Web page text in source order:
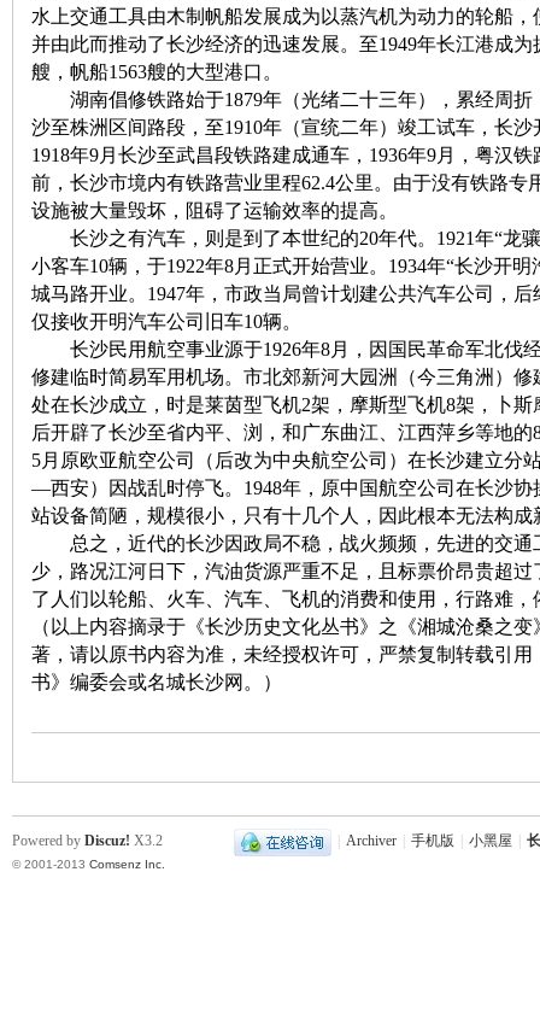
水上交通工具由木制帆船发展成为以蒸汽机为动力的轮船
并由此而推动了长沙经济的迅速发展。至1949年长江港成
艘，帆船1563艘的大型港口。
湖南倡修铁路始于1879年（光绪二十三年），累经周折
沙至株洲区间路段，至1910年（宣统二年）竣工试车，长
1918年9月长沙至武昌段铁路建成通车，1936年9月，粤汉
前，长沙市境内有铁路营业里程62.4公里。由于没有铁路
设施被大量毁坏，阻碍了运输效率的提高。
长沙之有汽车，则是到了本世纪的20年代。1921年“龙
小客车10辆，于1922年8月正式开始营业。1934年“长沙开
城马路开业。1947年，市政当局曾计划建公共汽车公司，
仅接收开明汽车公司旧车10辆。
长沙民用航空事业源于1926年8月，因国民革命军北伐
修建临时简易军用机场。市北郊新河大园洲（今三角洲）
处在长沙成立，时是莱茵型飞机2架，摩斯型飞机8架，卜
后开辟了长沙至省内平、浏，和广东曲江、江西萍乡等地
5月原欧亚航空公司（后改为中央航空公司）在长沙建立
—西安）因战乱时停飞。1948年，原中国航空公司在长沙
站设备简陋，规模很小，只有十几个人，因此根本无法构
总之，近代的长沙因政局不稳，战火频频，先进的交通
少，路况江河日下，汽油货源严重不足，且标票价昂贵超
了人们以轮船、火车、汽车、飞机的消费和使用，行路难
（以上内容摘录于《长沙历史文化丛书》之《湘城沧桑之
著，请以原书内容为准，未经授权许可，严禁复制转载引
书》编委会或名城长沙网。）
Archiver 手机版 小黑屋
Powered by Discuz! X3.2
© 2001-2013 Comsenz Inc.